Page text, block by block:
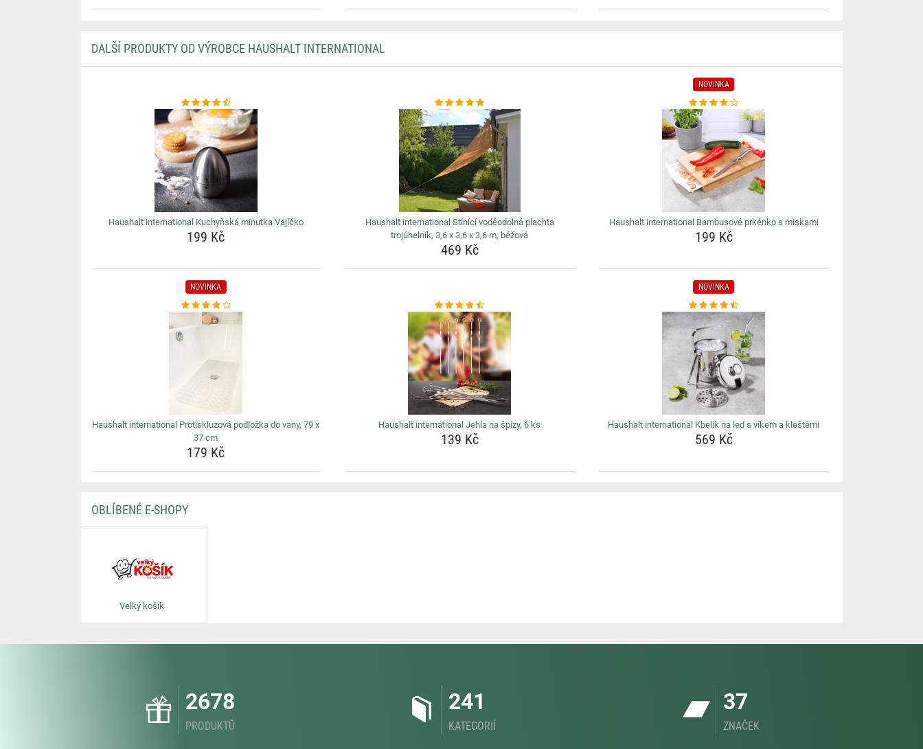
DALŠÍ PRODUKTY OD VÝROBCE HAUSHALT INTERNATIONAL
Haushalt international Kuchyňská minutka Vajíčko
199 Kč
Haushalt international Stínící voděodolná plachta
trojúhelník, 3,6 x 3,6 x 3,6 m, béžová
469 Kč
NOVINKA
Haushalt international Bambusové prkénko s miskami
199 Kč
NOVINKA
Haushalt international Protiskluzová podložka do vany, 79 x
37 cm
179 Kč
Haushalt international Jehla na špízy, 6 ks
139 Kč
NOVINKA
Haushalt international Kbelík na led s víkem a kleštěmi
569 Kč
OBLÍBENÉ E-SHOPY
Velký košík
2678
PRODUKTŮ
241
KATEGORIÍ
37
ZNAČEK